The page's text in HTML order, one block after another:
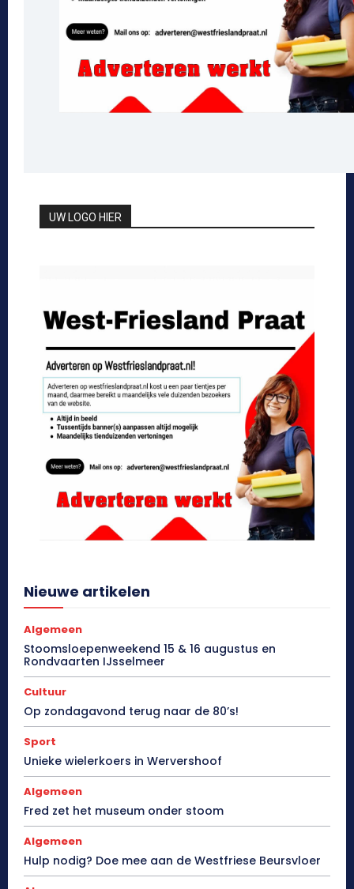
UW LOGO HIER
Nieuwe artikelen
Algemeen
Stoomsloepenweekend 15 & 16 augustus en
Rondvaarten IJsselmeer
Cultuur
Op zondagavond terug naar de 80’s!
Sport
Unieke wielerkoers in Wervershoof
Algemeen
Fred zet het museum onder stoom
Algemeen
Hulp nodig? Doe mee aan de Westfriese Beursvloer